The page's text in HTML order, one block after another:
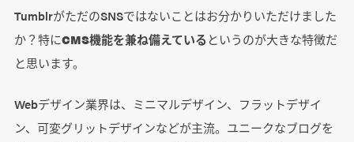
TumblrがただのSNSではないことはお分かりいただけました
か？特にCMS機能を兼ね備えている というのが大きな特徴だ
と思います。
Webデザイン業界は、ミニマルデザイン、フラットデザイ
ン、可変グリットデザインなどが主流。ユニークなブログを